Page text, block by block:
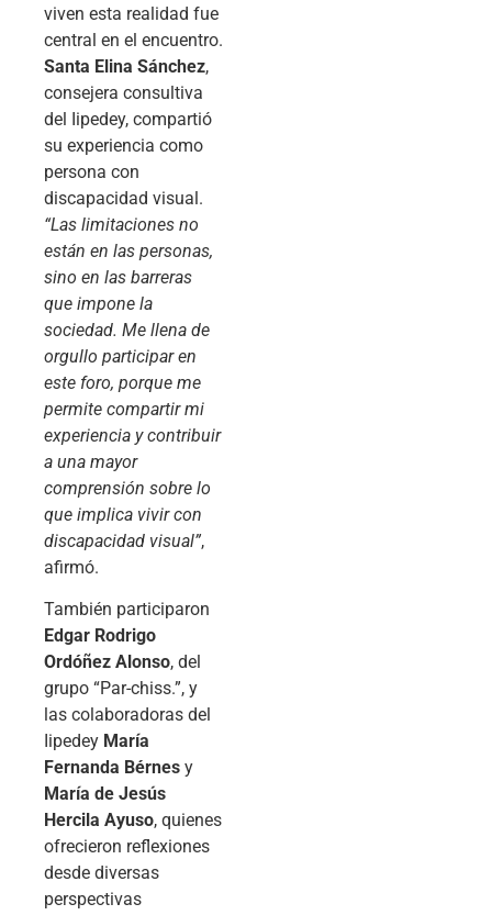
viven esta realidad fue
central en el encuentro.
Santa Elina Sánchez,
consejera consultiva
del Iipedey, compartió
su experiencia como
persona con
discapacidad visual.
“Las limitaciones no
están en las personas,
sino en las barreras
que impone la
sociedad. Me llena de
orgullo participar en
este foro, porque me
permite compartir mi
experiencia y contribuir
a una mayor
comprensión sobre lo
que implica vivir con
discapacidad visual”,
afirmó.
También participaron
Edgar Rodrigo
Ordóñez Alonso, del
grupo “Par-chiss.”, y
las colaboradoras del
Iipedey María
Fernanda Bérnes y
María de Jesús
Hercila Ayuso, quienes
ofrecieron reflexiones
desde diversas
perspectivas